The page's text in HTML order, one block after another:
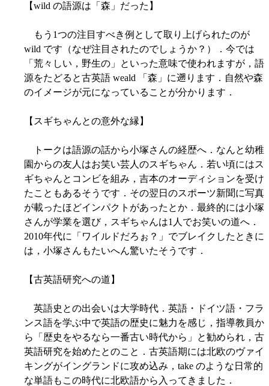
【wild の語源は「森」だった】
もう1つの注目すべき例として取り上げられたのが
wild です（なぜ注目されたのでしょうか？）．今では
「荒々しい，野生の」といった意味で使われますが，語
源をたどると古英語 weald 「森」に遡ります．自然や森
のイメージが元になっていることが分かります．
【スギちゃんとの意外な縁】
トークは語源の話から小塚さんの経歴へ．なんと幼稚
園からの友人はお笑い芸人のスギちゃん．若い頃にはス
ギちゃんとコンビを組み，吉本のオーディションを受け
たこともあるそうです．その翌日のスポーツ新聞に写真
が載ったほどインパクトがあったとか．最終的には小塚
さんが学業を選び，スギちゃんは1人でお笑いの道へ．
2010年代に「ワイルドだろぉ？」でブレイクしたときに
は，小塚さんもたいへん驚いたそうです．
【古英語研究への道】
英語史との出会いは大学時代．英語・ドイツ語・フラ
ンス語を学ぶ中で英語の歴史に魅力を感じ，指導教員か
ら「歴史をやるなら一番古い時代から」と勧められ，古
英語研究を始めたとのこと．古英語期には北欧のヴァイ
キングがイングランドに攻め込み，take のような日常的
な単語もこの時代に北欧語から入ってきました．